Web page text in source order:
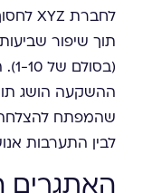
ההשקעה הושג
שהמפתח להצלחה
לבין התערבות
האתגרים